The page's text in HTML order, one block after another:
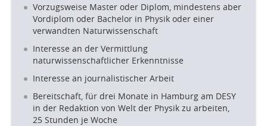
Vorzugsweise Master oder Diplom, mindestens aber
Vordiplom oder Bachelor in Physik oder einer
verwandten Naturwissenschaft
Interesse an der Vermittlung
naturwissenschaftlicher Erkenntnisse
Interesse an journalistischer Arbeit
Bereitschaft, für drei Monate in Hamburg am DESY
in der Redaktion von Welt der Physik zu arbeiten,
25 Stunden je Woche